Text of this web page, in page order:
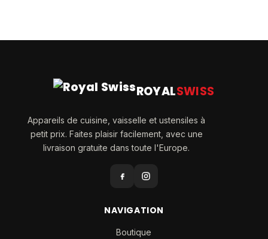
ROYALSWISS
Appareils de cuisine, vaisselle et ustensiles à
petit prix. Faites plaisir facilement, avec une
livraison gratuite dans toute l'Europe.
NAVIGATION
Boutique